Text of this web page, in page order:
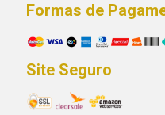
Formas de
Site Seguro